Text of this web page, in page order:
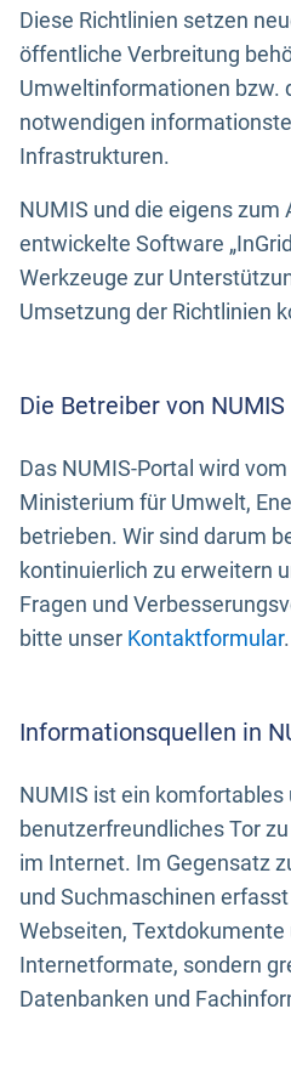
Diese Richtlinien setzen
öffentliche Verbreitung
Umweltinformationen bzw.
notwendigen
Infrastrukturen.
NUMIS und die eigens zum
entwickelte Software
Werkzeuge zur
Umsetzung der Richtlinien
Die Betreiber von NUMIS
Das NUMIS-Portal wird
Ministerium für Umwelt,
betrieben. Wir sind darum
kontinuierlich zu erweitern
Fragen und
bitte unser Kontaktformular.
Informationsquellen in
NUMIS ist ein komfortables
benutzerfreundliches Tor
im Internet. Im Gegensatz
und Suchmaschinen
Webseiten, Textdokumente
Internetformate, sondern
Datenbanken und